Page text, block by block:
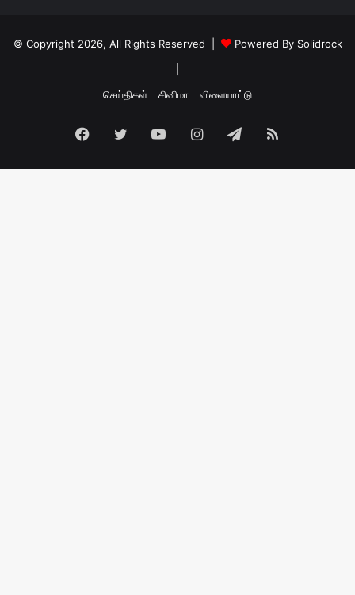
© Copyright 2026, All Rights Reserved |
Powered By Solidrock
செய்திகள்
சினிமா விளையாட்டு
Facebook
Twitter YouTubeInstagramTelegram